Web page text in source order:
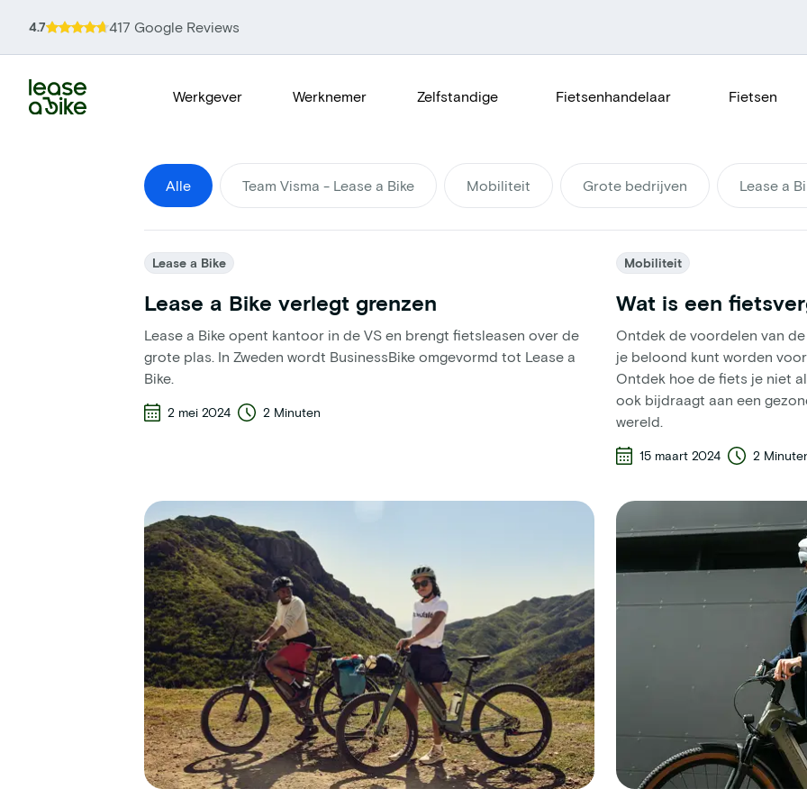
4.7 417 Google Reviews
Werkgever Werknemer Zelfstandige Fietsenhandelaar Fietsen
Alle Team Visma - Lease a Bike Mobiliteit Grote bedrijven Lease a
Lease a Bike
Lease a Bike verlegt grenzen
Lease a Bike opent kantoor in de VS en brengt fietsleasen over de
grote plas. In Zweden wordt BusinessBike omgevormd tot Lease a
Bike.
2 mei 2024 2 Minuten
Mobiliteit
Wat is een
Ontdek de voordelen van
je beloond kunt worden
Ontdek hoe de fiets je niet
ook bijdraagt aan een
wereld.
15 maart 2024 2